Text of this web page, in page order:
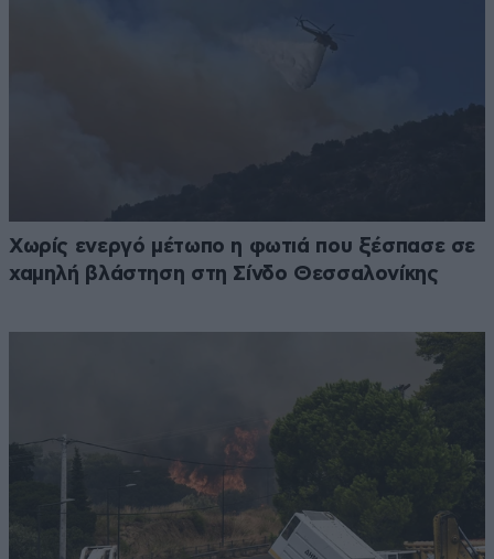
Χωρίς ενεργό μέτωπο η φωτιά που ξέσπασε σε
χαμηλή βλάστηση στη Σίνδο Θεσσαλονίκης